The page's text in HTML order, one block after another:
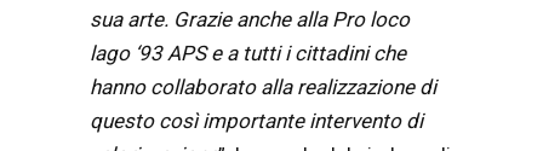
sua arte. Grazie anche alla Pro loco
lago ‘93 APS e a tutti i cittadini che
hanno collaborato alla realizzazione di
questo così importante intervento di